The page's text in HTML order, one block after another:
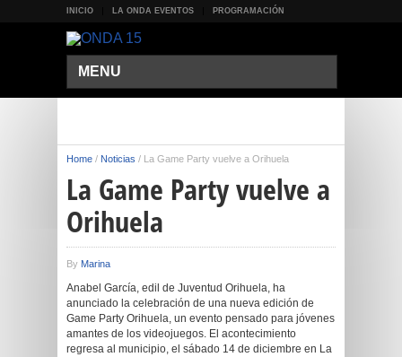
INICIO LA ONDA EVENTOS PROGRAMACIÓN
MENU
Home / Noticias / La Game Party vuelve a Orihuela
La Game Party vuelve a
Orihuela
By Marina
Anabel García, edil de Juventud Orihuela, ha
anunciado la celebración de una nueva edición de
Game Party Orihuela, un evento pensado para jóvenes
amantes de los videojuegos. El acontecimiento
regresa al municipio, el sábado 14 de diciembre en La